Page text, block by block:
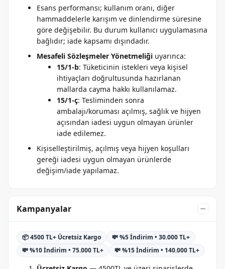
Esans performansı; kullanım oranı, diğer
hammaddelerle karışım ve dinlendirme süresine
göre değişebilir. Bu durum kullanıcı uygulamasına
bağlıdır; iade kapsamı dışındadır.
Mesafeli Sözleşmeler Yönetmeliği uyarınca:
15/1-b: Tüketicinin istekleri veya kişisel
ihtiyaçları doğrultusunda hazırlanan
mallarda cayma hakkı kullanılamaz.
15/1-ç: Tesliminden sonra
ambalajı/koruması açılmış, sağlık ve hijyen
açısından iadesi uygun olmayan ürünler
iade edilemez.
Kişiselleştirilmiş, açılmış veya hijyen koşulları
gereği iadesi uygun olmayan ürünlerde
değişim/iade yapılamaz.
Kampanyalar
📦 4500 TL+ Ücretsiz Kargo
💸 %5 İndirim • 30.000 TL+
💸 %10 İndirim • 75.000 TL+
💸 %15 İndirim • 140.000 TL+